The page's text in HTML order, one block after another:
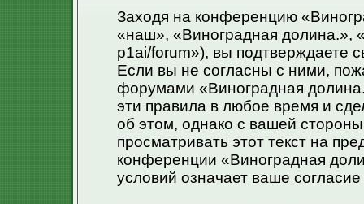
Заходя на конференцию
«наш», «Виноградная долина.»,
p1ai/forum»), вы подтверждаете
Если вы не согласны с ними,
форумами «Виноградная
эти правила в любое время и
об этом, однако с вашей
просматривать этот текст на
конференции «Виноградная
условий означает ваше